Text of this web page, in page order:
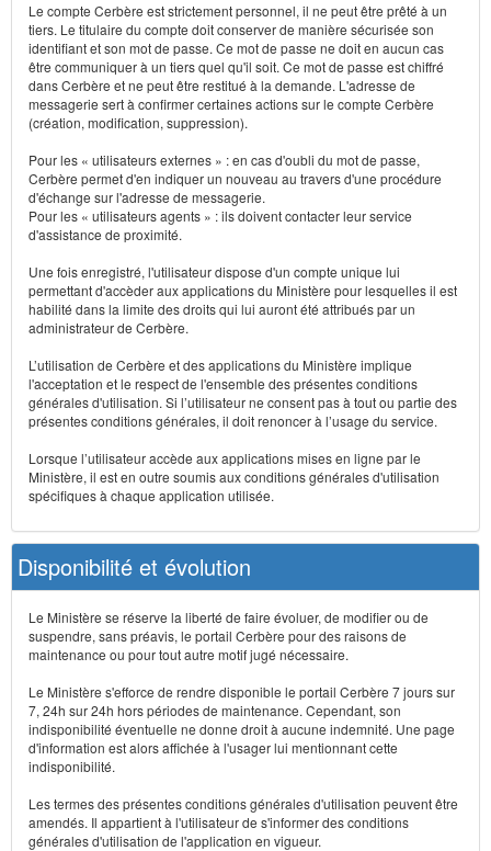
Le compte Cerbère est strictement personnel, il ne peut être prêté à un
tiers. Le titulaire du compte doit conserver de manière sécurisée son
identifiant et son mot de passe. Ce mot de passe ne doit en aucun cas
être communiquer à un tiers quel qu'il soit. Ce mot de passe est chiffré
dans Cerbère et ne peut être restitué à la demande. L'adresse de
messagerie sert à confirmer certaines actions sur le compte Cerbère
(création, modification, suppression).
Pour les « utilisateurs externes » : en cas d'oubli du mot de passe,
Cerbère permet d'en indiquer un nouveau au travers d'une procédure
d'échange sur l'adresse de messagerie.
Pour les « utilisateurs agents » : ils doivent contacter leur service
d'assistance de proximité.
Une fois enregistré, l'utilisateur dispose d'un compte unique lui
permettant d'accèder aux applications du Ministère pour lesquelles il est
habilité dans la limite des droits qui lui auront été attribués par un
administrateur de Cerbère.
L’utilisation de Cerbère et des applications du Ministère implique
l'acceptation et le respect de l'ensemble des présentes conditions
générales d'utilisation. Si l’utilisateur ne consent pas à tout ou partie des
présentes conditions générales, il doit renoncer à l’usage du service.
Lorsque l’utilisateur accède aux applications mises en ligne par le
Ministère, il est en outre soumis aux conditions générales d'utilisation
spécifiques à chaque application utilisée.
Disponibilité et évolution
Le Ministère se réserve la liberté de faire évoluer, de modifier ou de
suspendre, sans préavis, le portail Cerbère pour des raisons de
maintenance ou pour tout autre motif jugé nécessaire.
Le Ministère s'efforce de rendre disponible le portail Cerbère 7 jours sur
7, 24h sur 24h hors périodes de maintenance. Cependant, son
indisponibilité éventuelle ne donne droit à aucune indemnité. Une page
d'information est alors affichée à l'usager lui mentionnant cette
indisponibilité.
Les termes des présentes conditions générales d'utilisation peuvent être
amendés. Il appartient à l'utilisateur de s'informer des conditions
générales d'utilisation de l'application en vigueur.